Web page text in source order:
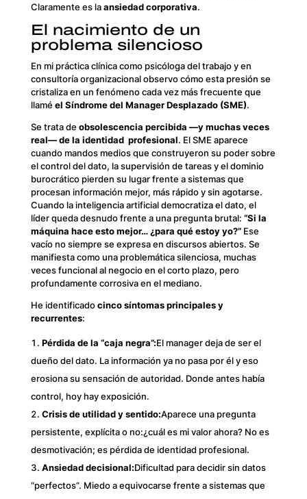
Claramente es laansiedad corporativa.
El nacimiento de un
problema silencioso
En mi práctica clínica como psicóloga del trabajo y en
consultoría organizacional observo cómo esta presión se
cristaliza en un fenómeno cada vez más frecuente que
llamé el Síndrome del Manager Desplazado (SME).
Se trata de obsolescencia percibida —y muchas veces
real— de la identidad profesional. El SME aparece
cuando mandos medios que construyeron su poder sobre
el control del dato, la supervisión de tareas y el dominio
burocrático pierden su lugar frente a sistemas que
procesan información mejor, más rápido y sin agotarse.
Cuando la inteligencia artificial democratiza el dato, el
líder queda desnudo frente a una pregunta brutal: “Si la
máquina hace esto mejor… ¿para qué estoy yo?” Ese
vacío no siempre se expresa en discursos abiertos. Se
manifiesta como una problemática silenciosa, muchas
veces funcional al negocio en el corto plazo, pero
profundamente corrosiva en el mediano.
He identificadocinco síntomas principales y
recurrentes:
Pérdida de la “caja negra”:El manager deja de ser el
dueño del dato. La información ya no pasa por él y eso
erosiona su sensación de autoridad. Donde antes había
control, hoy hay exposición.
Crisis de utilidad y sentido:Aparece una pregunta
persistente, explícita o no:¿cuál es mi valor ahora?No es
desmotivación; es pérdida de identidad profesional.
Ansiedad decisional:Dificultad para decidir sin datos
“perfectos”. Miedo a equivocarse frente a sistemas que